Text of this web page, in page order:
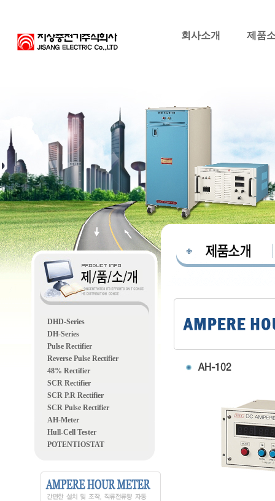
회사소개 제품
DHD-Series
DH-Series
Pulse Rectifier
Reverse Pulse Rectifier
48% Rectifier
SCR Rectifier
SCR P.R Rectifier
SCR Pulse Rectifier
AH-Meter
Hull-Cell Tester
POTENTIOSTAT